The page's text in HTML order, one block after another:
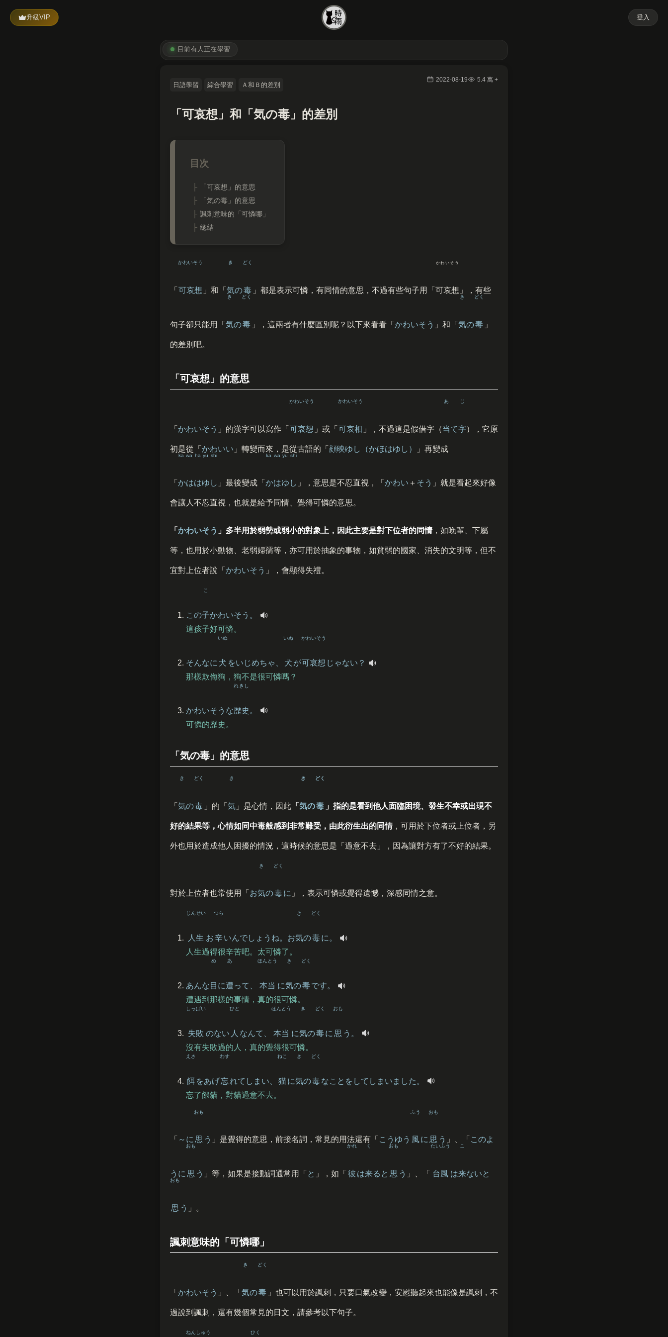
升級VIP 登入
目前有人正在學習
日語學習 綜合學習 Ａ和Ｂ的差別
2022-08-19 5.4 萬 +
「可哀想」和「気の毒」的差別
「可哀想」的意思
「気の毒」的意思
諷刺意味的「可憐哪」
總結
「 可哀想
かわいそう
」和「 気
き
の毒
どく
」都是表示可憐，有同情的意思，不過有些句子用「 可哀想
かわいそう
」，有些
句子卻只能用「 気
き
の毒
どく
」，這兩者有什麼區別呢？以下來看看「 かわいそう 」和「 気
き
の毒
どく
」
的差別吧。
「可哀想」的意思
「 かわいそう 」的漢字可以寫作「 可哀想
かわいそう
」或「 可哀相
かわいそう
」，不過這是假借字（当
あ
て字
じ
），它原
初是從「 かわいい 」轉變而來，是從古語的「 顔映ゆし（かほはゆし） 」再變成
「 かははゆし
ka wa ha yu shi
」最後變成「 かはゆし
ka wa yu shi
」，意思是不忍直視，「 かわい ＋ そう 」就是看起來好像
會讓人不忍直視，也就是給予同情、覺得可憐的意思。
「 かわいそう 」多半用於弱勢或弱小的對象上，因此主要是對下位者的同情，如晚輩、下屬
等，也用於小動物、老弱婦孺等，亦可用於抽象的事物，如貧弱的國家、消失的文明等，但不
宜對上位者說「 かわいそう 」，會顯得失禮。
この子
こ
かわいそう。
這孩子好可憐。
そんなに 犬
いぬ
をいじめちゃ、 犬
いぬ
が可哀想
かわいそう
じゃない？
那樣欺侮狗，狗不是很可憐嗎？
かわいそうな歴史
れきし
。
可憐的歷史。
「気の毒」的意思
「 気
き
の毒
どく
」的「 気
き
」是心情，因此 「 気
き
の毒
どく
」指的是看到他人面臨困境、發生不幸或出現不
好的結果等，心情如同中毒般感到非常難受，由此衍生出的同情，可用於下位者或上位者，另
外也用於造成他人困擾的情況，這時候的意思是「過意不去」，因為讓對方有了不好的結果。
對於上位者也常使用「 お気
き
の毒
どく
に 」，表示可憐或覺得遺憾，深感同情之意。
人生
じんせい
お辛
つら
いんでしょうね。お気
き
の毒
どく
に。
人生過得很辛苦吧。太可憐了。
あんな 目
め
に遭
あ
って、 本当
ほんとう
に気
き
の毒
どく
です。
遭遇到那樣的事情，真的很可憐。
失敗
しっぱい
のない 人
ひと
なんて、 本当
ほんとう
に気
き
の毒
どく
に 思
おも
う。
沒有失敗過的人，真的覺得很可憐。
餌
えさ
をあげ忘
わす
れてしまい、 猫
ねこ
に気
き
の毒
どく
なことをしてしまいました。
忘了餵貓，對貓過意不去。
「 ～に 思
おも
う 」是覺得的意思，前接名詞，常見的用法還有「 こうゆう 風
ふう
に 思
おも
う 」、「 このよ
うに 思
おも
う 」等，如果是接動詞通常用「 と 」，如「 彼
かれ
は来
く
ると 思
おも
う 」、「 台風
たいふう
は来
こ
ないと
思
おも
う 」。
諷刺意味的「可憐哪」
「 かわいそう 」、「 気
き
の毒
どく
」也可以用於諷刺，只要口氣改變，安慰聽起來也能像是諷刺，不
過說到諷刺，還有幾個常見的日文，請參考以下句子。
ねんしゅう ひく